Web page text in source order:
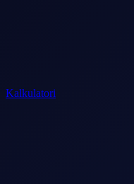
Kalkulatori